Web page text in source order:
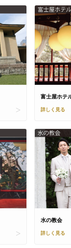
富士屋ホテ
詳しく見る
水の教会
詳しく見る